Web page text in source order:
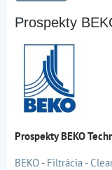
Prospekty
Prospekty BEKO
BEKO - Filtrácia -